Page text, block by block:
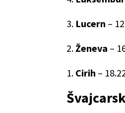
3. Lucern –
2.Ženeva –
1. Cirih –